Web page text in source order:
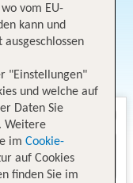
vom EU-
kann und
"Einstellungen"
und welche auf
Daten Sie
Weitere
im Cookie-
auf Cookies
finden Sie im